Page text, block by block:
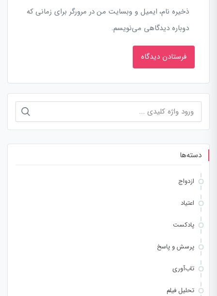
ذخیره نام، ایمیل و وبسایت من در مرورگر برای زمانی که
دوباره دیدگاهی می‌نویسم.
جستجو
برای:
دسته‌ها
ازدواج
اعتیاد
پادکست
پرسش و پاسخ
تاب‌آوری
تحلیل فیلم